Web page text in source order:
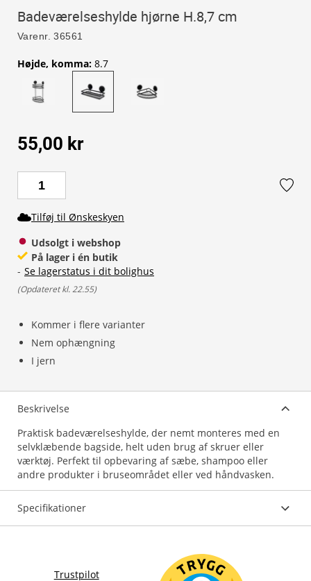
Badeværelseshylde hjørne H.8,7 cm
Varenr. 36561
Kommer i flere varianter
Nem ophængning
I jern
Højde, komma: 8.7
55,00 kr
Tilføj til Ønskeskyen
Udsolgt i webshop
På lager i én butik
- Se lagerstatus i dit bolighus
(Opdateret kl. 22.55)
Beskrivelse
Praktisk badeværelseshylde, der nemt monteres med en
selvklæbende bagside, helt uden brug af skruer eller
værktøj. Perfekt til opbevaring af sæbe, shampoo eller
andre produkter i bruseområdet eller ved håndvasken.
Specifikationer
Trustpilot